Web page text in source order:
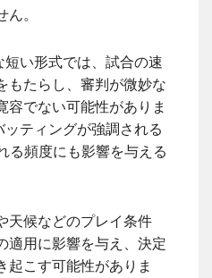
。
い形式では、試合の速
もたらし、審判が微妙な
容でない可能性がありま
ティングが強調される
る頻度にも影響を与える
天候などのプレイ条件
適用に影響を与え、決定
起こす可能性がありま